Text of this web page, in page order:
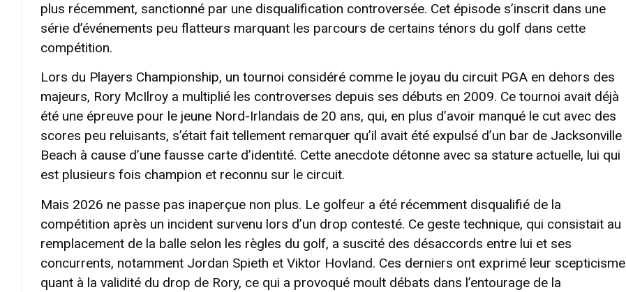
plus récemment, sanctionné par une disqualification controversée. Cet épisode s’inscrit dans une
série d’événements peu flatteurs marquant les parcours de certains ténors du golf dans cette
compétition.
Lors du Players Championship, un tournoi considéré comme le joyau du circuit PGA en dehors des
majeurs, Rory McIlroy a multiplié les controverses depuis ses débuts en 2009. Ce tournoi avait déjà
été une épreuve pour le jeune Nord-Irlandais de 20 ans, qui, en plus d’avoir manqué le cut avec des
scores peu reluisants, s’était fait tellement remarquer qu’il avait été expulsé d’un bar de Jacksonville
Beach à cause d’une fausse carte d’identité. Cette anecdote détonne avec sa stature actuelle, lui qui
est plusieurs fois champion et reconnu sur le circuit.
Mais 2026 ne passe pas inaperçue non plus. Le golfeur a été récemment disqualifié de la
compétition après un incident survenu lors d’un drop contesté. Ce geste technique, qui consistait au
remplacement de la balle selon les règles du golf, a suscité des désaccords entre lui et ses
concurrents, notamment Jordan Spieth et Viktor Hovland. Ces derniers ont exprimé leur scepticisme
quant à la validité du drop de Rory, ce qui a provoqué moult débats dans l’entourage de la